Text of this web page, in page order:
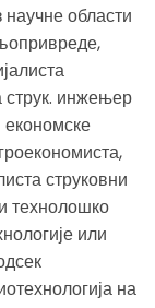
области
инжењер
струковни
технолошко
или
на